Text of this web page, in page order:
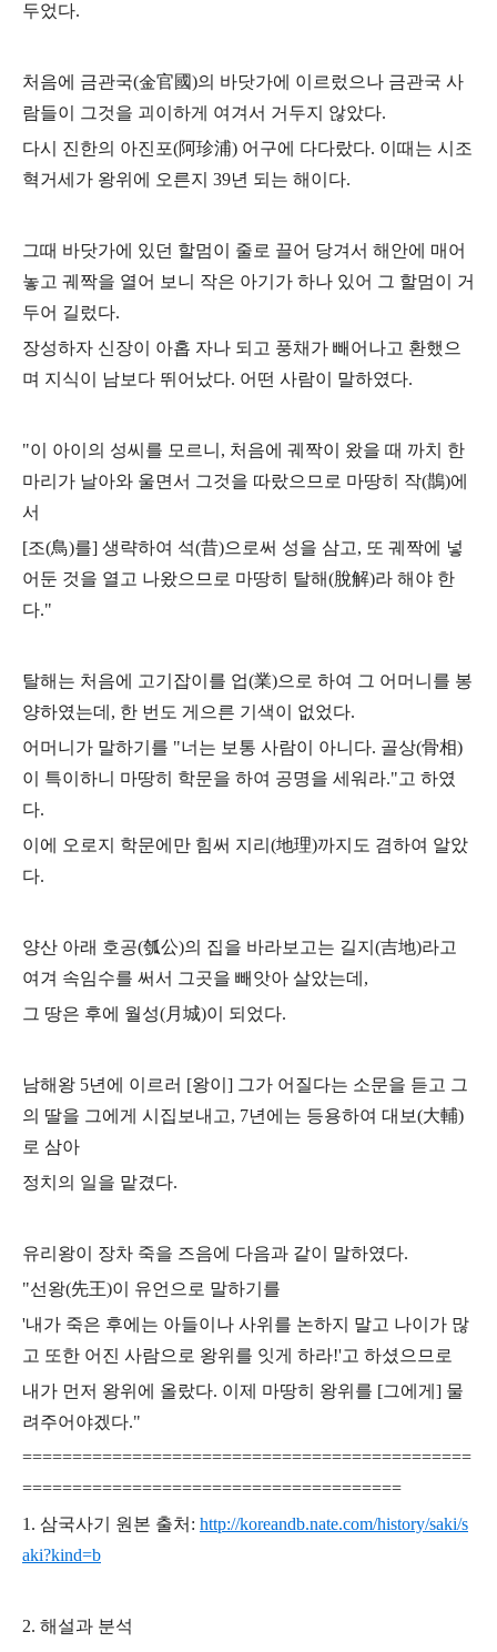
두었다.
처음에 금관국(金官國)의 바닷가에 이르렀으나 금관국 사
람들이 그것을 괴이하게 여겨서 거두지 않았다.
다시 진한의 아진포(阿珍浦) 어구에 다다랐다. 이때는 시조
혁거세가 왕위에 오른지 39년 되는 해이다.
그때 바닷가에 있던 할멈이 줄로 끌어 당겨서 해안에 매어
놓고 궤짝을 열어 보니 작은 아기가 하나 있어 그 할멈이 거
두어 길렀다.
장성하자 신장이 아홉 자나 되고 풍채가 빼어나고 환했으
며 지식이 남보다 뛰어났다. 어떤 사람이 말하였다.
"이 아이의 성씨를 모르니, 처음에 궤짝이 왔을 때 까치 한
마리가 날아와 울면서 그것을 따랐으므로 마땅히 작(鵲)에
서
[조(鳥)를] 생략하여 석(昔)으로써 성을 삼고, 또 궤짝에 넣
어둔 것을 열고 나왔으므로 마땅히 탈해(脫解)라 해야 한
다."
탈해는 처음에 고기잡이를 업(業)으로 하여 그 어머니를 봉
양하였는데, 한 번도 게으른 기색이 없었다.
어머니가 말하기를 "너는 보통 사람이 아니다. 골상(骨相)
이 특이하니 마땅히 학문을 하여 공명을 세워라."고 하였
다.
이에 오로지 학문에만 힘써 지리(地理)까지도 겸하여 알았
다.
양산 아래 호공(瓠公)의 집을 바라보고는 길지(吉地)라고
여겨 속임수를 써서 그곳을 빼앗아 살았는데,
그 땅은 후에 월성(月城)이 되었다.
남해왕 5년에 이르러 [왕이] 그가 어질다는 소문을 듣고 그
의 딸을 그에게 시집보내고, 7년에는 등용하여 대보(大輔)
로 삼아
정치의 일을 맡겼다.
유리왕이 장차 죽을 즈음에 다음과 같이 말하였다.
"선왕(先王)이 유언으로 말하기를
'내가 죽은 후에는 아들이나 사위를 논하지 말고 나이가 많
고 또한 어진 사람으로 왕위를 잇게 하라!'고 하셨으므로
내가 먼저 왕위에 올랐다. 이제 마땅히 왕위를 [그에게] 물
려주어야겠다."
=============================================
======================================
1. 삼국사기 원본 출처: http://koreandb.nate.com/history/saki/s
aki?kind=b
2. 해설과 분석